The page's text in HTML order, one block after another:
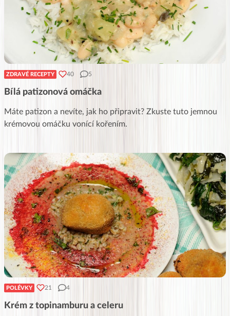
ZDRAVÉ RECEPTY 40 5
Bílá patizonová omáčka
Máte patizon a nevíte, jak ho připravit? Zkuste tuto jemnou
krémovou omáčku vonící kořením.
POLÉVKY 21 4
Krém z topinamburu a celeru